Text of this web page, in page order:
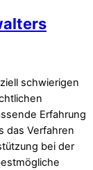
schwierigen
Erfahrung
das Verfahren
bei der